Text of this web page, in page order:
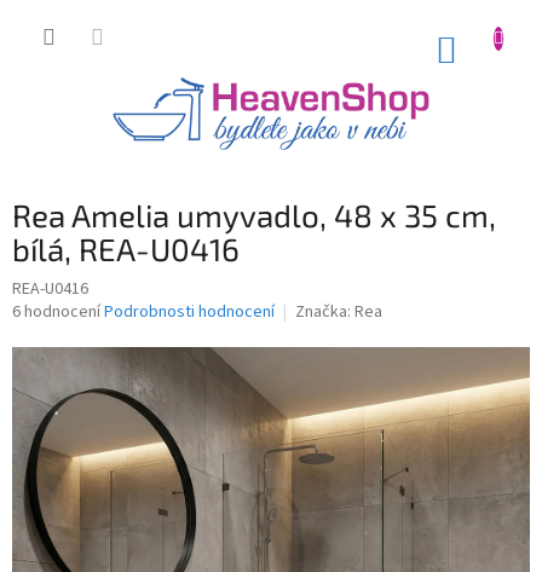
Rea Amelia umyvadlo, 48 x 35 cm,
bílá, REA-U0416
REA-U0416
Průměrné
produktu
je
4,7
hvězdiček.
6 hodnoceníPodrobnosti hodnocení Značka: Rea